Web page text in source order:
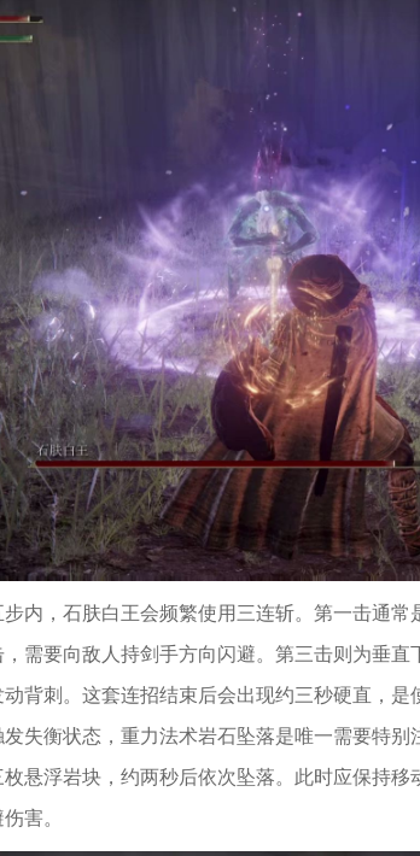
内，石肤白王会频繁使用三连斩。第一击通常
需要向敌人持剑手方向闪避。第三击则为垂
背刺。这套连招结束后会出现约三秒硬直，
失衡状态，重力法术岩石坠落是唯一需要特
悬浮岩块，约两秒后依次坠落。此时应保持
害。